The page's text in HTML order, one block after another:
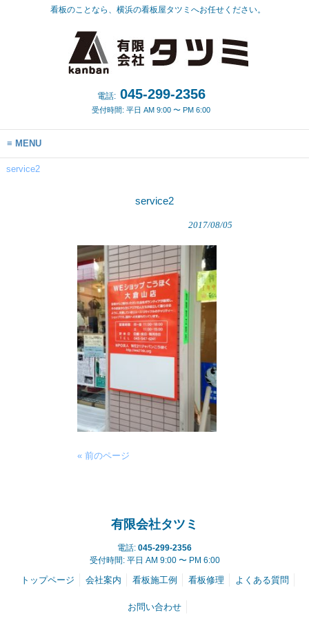
看板のことなら、横浜の看板屋タツミへお任せください。
電話:045-299-2356
受付時間: 平日 AM 9:00 〜 PM 6:00
MENU
service2
service2
2017/08/05
« 前のページ
有限会社タツミ
電話: 045-299-2356
受付時間: 平日 AM 9:00 〜 PM 6:00
トップページ 会社案内 看板施工例 看板修理 よくある質問
お問い合わせ